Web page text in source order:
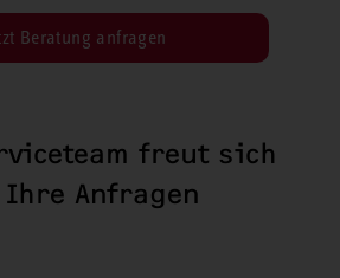
Beratung anfragen
freut sich
Anfragen